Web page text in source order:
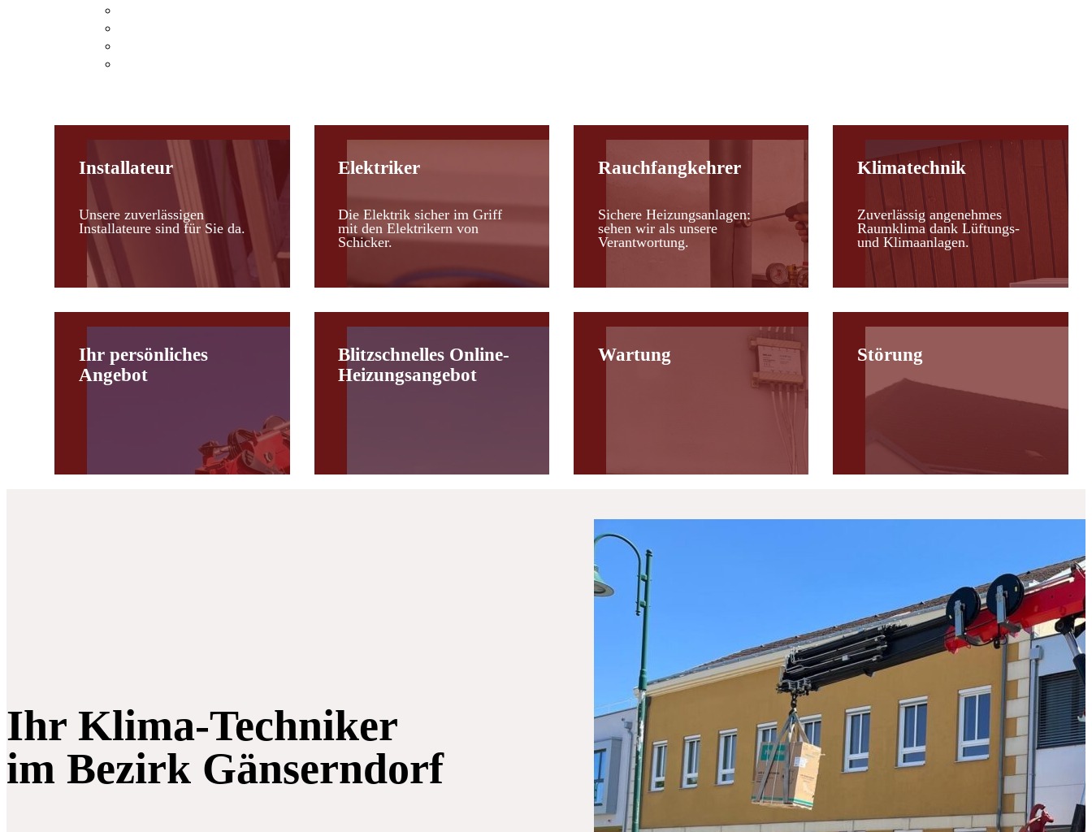
Installateur
Unsere zuverlässigen
Installateure sind für Sie da.
Elektriker
Die Elektrik sicher im Griff
mit den Elektrikern von
Schicker.
Rauchfangkehrer
Sichere Heizungsanlagen:
sehen wir als unsere
Verantwortung.
Klimatechnik
Zuverlässig angenehmes
Raumklima dank Lüftungs-
und Klimaanlagen.
Ihr persönliches
Angebot
Blitzschnelles Online-
Heizungsangebot
Wartung Störung
Ihr Klima-Techniker
im Bezirk Gänserndorf